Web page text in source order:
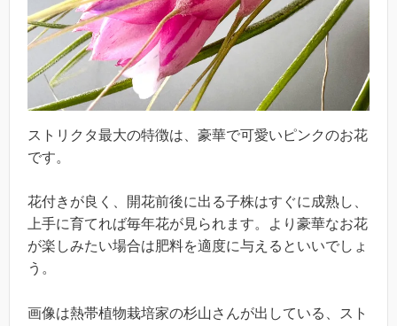
ストリクタ最大の特徴は、豪華で可愛いピンクのお花
です。
花付きが良く、開花前後に出る子株はすぐに成熟し、
上手に育てれば毎年花が見られます。より豪華なお花
が楽しみたい場合は肥料を適度に与えるといいでしょ
う。
画像は熱帯植物栽培家の杉山さんが出している、スト